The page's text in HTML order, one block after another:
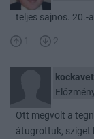
teljes sajnos. 20.-
1 2
Ott megvolt a
átugrottuk, sziget